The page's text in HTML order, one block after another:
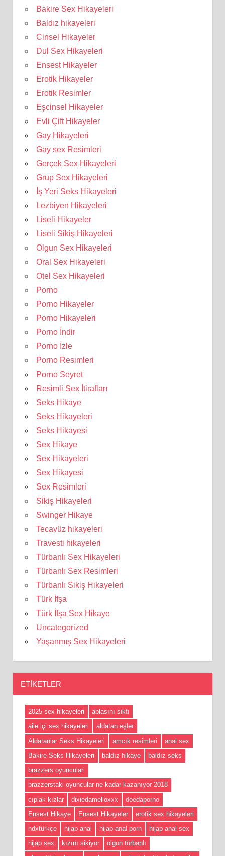
Bakire Sex Hikayeleri
Baldız hikayeleri
Cinsel Hikayeler
Dul Sex Hikayeleri
Ensest Hikayeler
Erotik Hikayeler
Erotik Resimler
Eşcinsel Hikayeler
Evli Çift Hikayeler
Gay Hikayeleri
Gay sex Resimleri
Gerçek Sex Hikayeleri
Grup Sex Hikayeleri
İş Yeri Seks Hikayeleri
Lezbiyen Hikayeleri
Liseli Hikayeler
Liseli Sikiş Hikayeleri
Olgun Sex Hikayeleri
Oral Sex Hikayeleri
Otel Sex Hikayeleri
Porno
Porno Hikayeler
Porno Hikayeleri
Porno İndir
Porno İzle
Porno Resimleri
Porno Seyret
Resimli Sex İtirafları
Seks Hikaye
Seks Hikayeleri
Seks Hikayesi
Sex Hikaye
Sex Hikayeleri
Sex Hikayesi
Sex Resimleri
Sikiş Hikayeleri
Swinger Hikaye
Tecavüz hikayeleri
Travesti hikayeleri
Türbanlı Sex Hikayeleri
Türbanlı Sex Resimleri
Türbanlı Sikiş Hikayeleri
Türk İfşa
Türk İfşa Sex Hikaye
Uncategorized
Yaşanmış Sex Hikayeleri
ETIKETLER
2025 sex hikayeleri
ablasını sikti
aile içi sex hikayeleri
aldatan eşler
Aldatanlar Seks Hikayeleri
amcık resimleri
anal sex
Bakire Seks Hikayeleri
baldız hikaye
baldız seks
brazzers oyunculari
brazzerstaki oyuncular ne kadar kazanıyor 2018
cıplak kızlar
dixiedamelioxxx
doedaporno
Ensest Hikaye
Ensest Hikayeler
erotik sex hikayeleri
hdxtürkçe
hijap anal hijap anal porn
hijap anal sex
hijap sex
kızını sikiyor
olgun türbanlı